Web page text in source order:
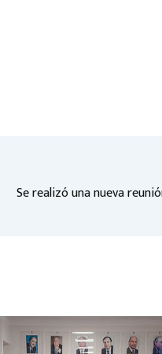
Se realizó una nueva